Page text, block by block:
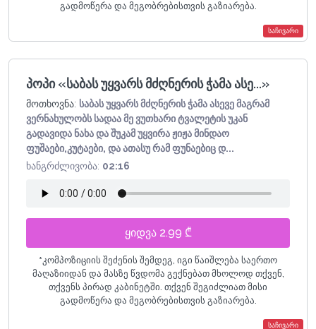
საჩივარი
გადმოწერა და მეგობრებისთვის გაზიარება.
საჩივარი
პოპი «საბას უყვარს მძღნერის ჭამა ასე...»
მოთხოვნა: საბას უყვარს მძღნერის ჭამა ასევე მაგრამ
ვერნახულობს სადაა მე ვუთხარი ტვალეტის უკან
გადავიდა ნახა და შუკამ უყვირა ჟიჟა მინდაო
ფუშაები,კუტაები, და ათასუ რამ ფუნაებიც დ...
ხანგრძლივობა: 02:16
ყიდვა 2.99 ₾
*კომპოზიციის შეძენის შემდეგ, იგი წაიშლება საერთო
მაღაზიიდან და მასზე წვდომა გექნებათ მხოლოდ თქვენ,
თქვენს პირად კაბინეტში. თქვენ შეგიძლიათ მისი
გადმოწერა და მეგობრებისთვის გაზიარება.